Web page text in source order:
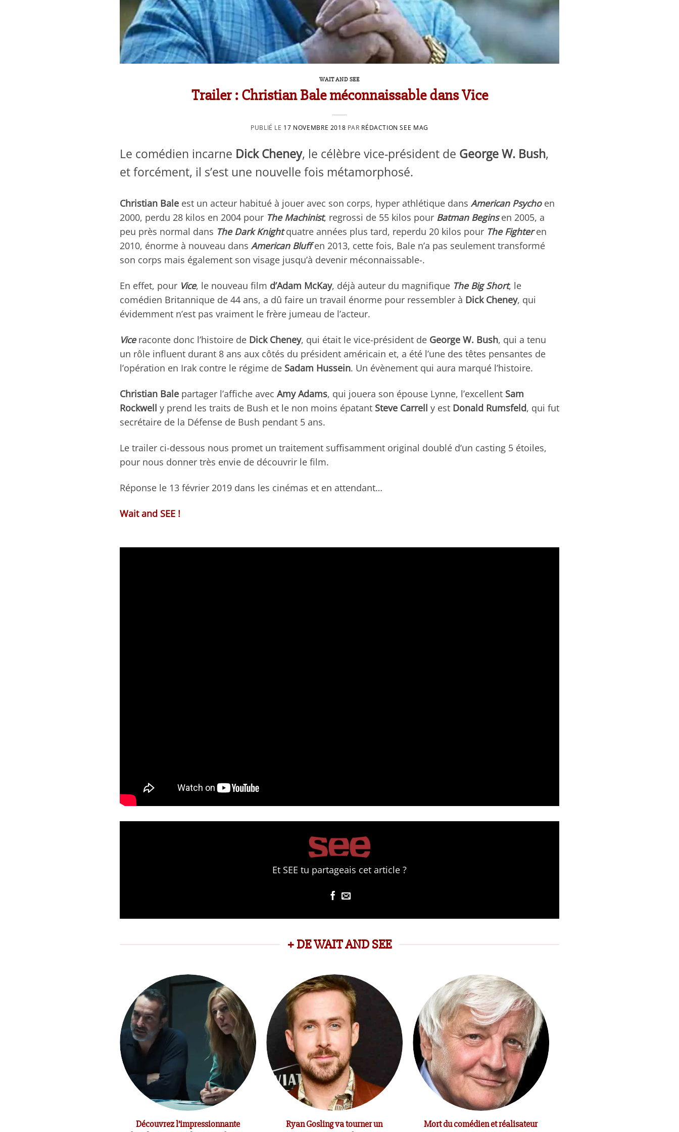
WAIT AND SEE
Trailer : Christian Bale méconnaissable dans Vice
PUBLIÉ LE 17 NOVEMBRE 2018 PAR RÉDACTION SEE MAG
Le comédien incarne Dick Cheney, le célèbre vice-président de George W. Bush,
et forcément, il s’est une nouvelle fois métamorphosé.
Christian Bale est un acteur habitué à jouer avec son corps, hyper athlétique dans American Psychoen
2000, perdu 28 kilos en 2004 pour The Machinist, regrossi de 55 kilos pour Batman Beginsen 2005, a
peu près normal dans The Dark Knightquatre années plus tard, reperdu 20 kilos pour The Fighteren
2010, énorme à nouveau dans American Bluffen 2013, cette fois, Bale n’a pas seulement transformé
son corps mais également son visage jusqu’à devenir méconnaissable-.
En effet, pour Vice, le nouveau film d’Adam McKay, déjà auteur du magnifique The Big Short, le
comédien Britannique de 44 ans, a dû faire un travail énorme pour ressembler à Dick Cheney, qui
évidemment n’est pas vraiment le frère jumeau de l’acteur.
Viceraconte donc l’histoire de Dick Cheney, qui était le vice-président de George W. Bush, qui a tenu
un rôle influent durant 8 ans aux côtés du président américain et, a été l’une des têtes pensantes de
l’opération en Irak contre le régime de Sadam Hussein. Un évènement qui aura marqué l’histoire.
Christian Bale partager l’affiche avec Amy Adams, qui jouera son épouse Lynne, l’excellent Sam
Rockwell y prend les traits de Bush et le non moins épatant Steve Carrell y est Donald Rumsfeld, qui fut
secrétaire de la Défense de Bush pendant 5 ans.
Le trailer ci-dessous nous promet un traitement suffisamment original doublé d’un casting 5 étoiles,
pour nous donner très envie de découvrir le film.
Réponse le 13 février 2019 dans les cinémas et en attendant…
Wait and SEE !
Et SEE tu partageais cet article ?
+ DE WAIT AND SEE
Découvrez l’impressionnante
Ryan Gosling va tourner un
Mort du comédien et réalisateur